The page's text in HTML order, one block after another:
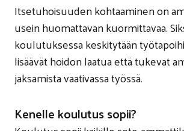
Itsetuhoisuuden kohtaaminen on
usein huomattavan kuormittavaa.
koulutuksessa keskitytään
lisäävät hoidon laatua että tukevat
jaksamista vaativassa työssä.
Kenelle koulutus sopii?